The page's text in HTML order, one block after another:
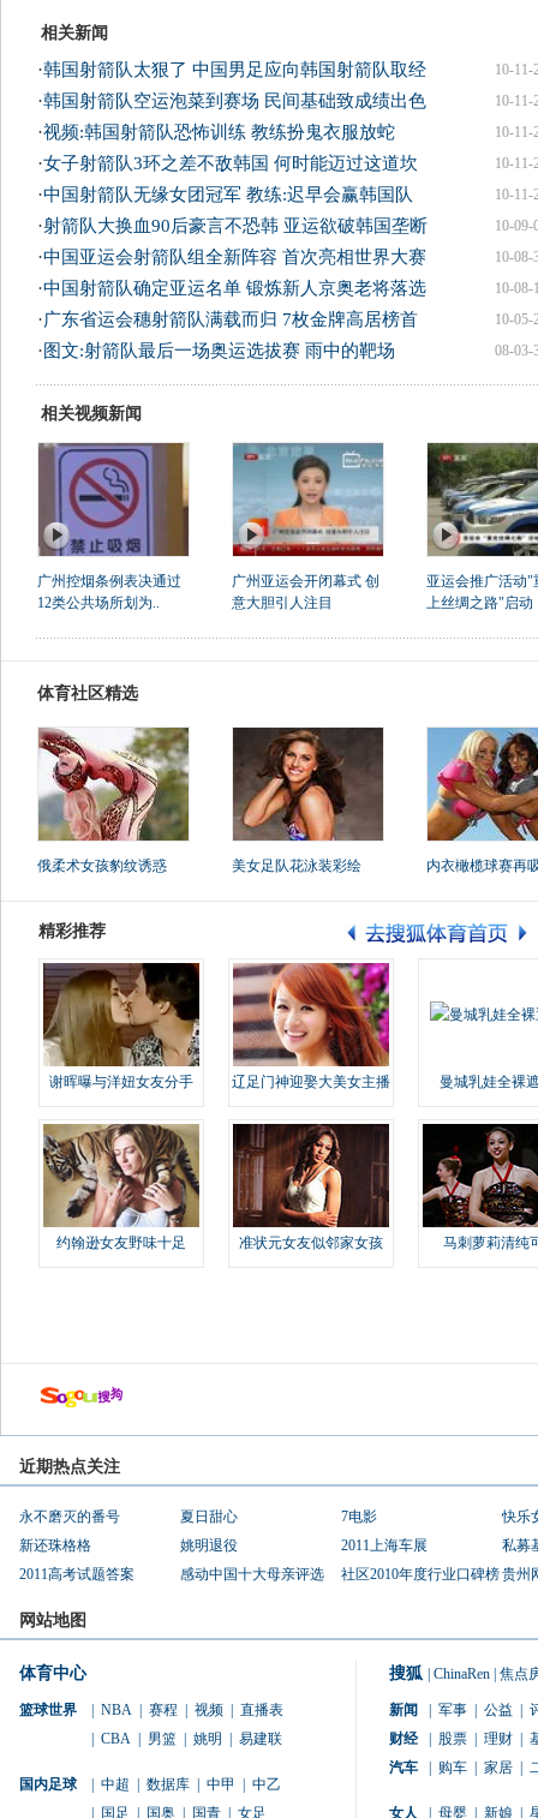
相关新闻
10-11-
·韩国射箭队太狠了 中国男足应向韩国射箭队取经
10-11-
·韩国射箭队空运泡菜到赛场 民间基础致成绩出色
10-11-
·视频:韩国射箭队恐怖训练 教练扮鬼衣服放蛇
10-11-
·女子射箭队3环之差不敌韩国 何时能迈过这道坎
10-11-
·中国射箭队无缘女团冠军 教练:迟早会赢韩国队
10-09-
·射箭队大换血90后豪言不恐韩 亚运欲破韩国垄断
10-08-
·中国亚运会射箭队组全新阵容 首次亮相世界大赛
10-08-
·中国射箭队确定亚运名单 锻炼新人京奥老将落选
10-05-
·广东省运会穗射箭队满载而归 7枚金牌高居榜首
08-03-
· 图文:射箭队最后一场奥运选拔赛 雨中的靶场
相关视频新闻
广州控烟条例表决通过
12类公共场所划为..
广州亚运会开闭幕式 创
意大胆引人注目
亚运会推广活动"
上丝绸之路"启动
体育社区精选
俄柔术女孩豹纹诱惑 美女足队花泳装彩绘 内衣橄榄球赛再
精彩推荐
谢晖曝与洋妞女友分手 辽足门神迎娶大美女主播 曼城乳娃全裸
约翰逊女友野味十足 准状元女友似邻家女孩 马刺萝莉清纯
近期热点关注
永不磨灭的番号 夏日甜心 7电影
快乐
新还珠格格
姚明退役 2011上海车展
私募
2011高考试题答案
感动中国十大母亲评选 社区2010年度行业口碑榜贵州
网站地图
体育中心
篮球世界 NBA 赛程 视频
直播表
CBA 男篮 姚明 易建联
国内足球 中超 数据库 中甲
中乙
国足 国奥 国青 女足
搜狐 ChinaRen 焦点
新闻 军事 公益
财经
股票 理财
汽车
购车 家居
女人 母婴 新娘